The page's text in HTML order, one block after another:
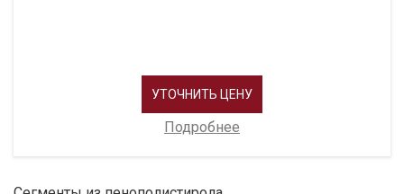
УТОЧНИТЬ ЦЕНУ
Подробнее